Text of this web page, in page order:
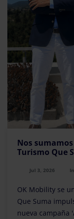
Nos
Turismo Que
Jul 3, 2026
OK Mobility se
Que Suma
nueva campaña